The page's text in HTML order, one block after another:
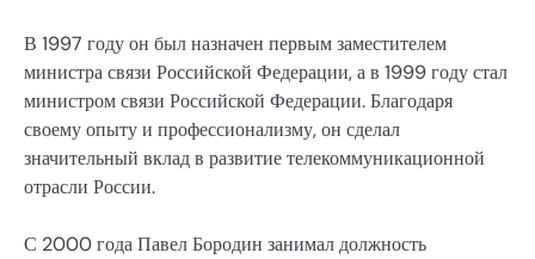
В 1997 году он был назначен первым заместителем
министра связи Российской Федерации, а в 1999 году стал
министром связи Российской Федерации. Благодаря
своему опыту и профессионализму, он сделал
значительный вклад в развитие телекоммуникационной
отрасли России.
С 2000 года Павел Бородин занимал должность